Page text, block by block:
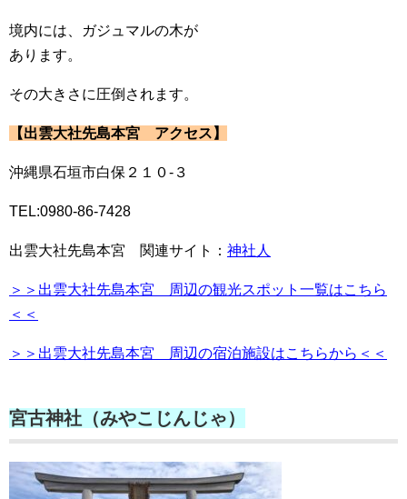
境内には、ガジュマルの木が
あります。
その大きさに圧倒されます。
【出雲大社先島本宮 アクセス】
沖縄県石垣市白保２１０-３
TEL:0980-86-7428
出雲大社先島本宮 関連サイト： 神社人
＞＞出雲大社先島本宮 周辺の観光スポット一覧はこちら
＜＜
＞＞出雲大社先島本宮 周辺の宿泊施設はこちらから＜＜
宮古神社（みやこじんじゃ）